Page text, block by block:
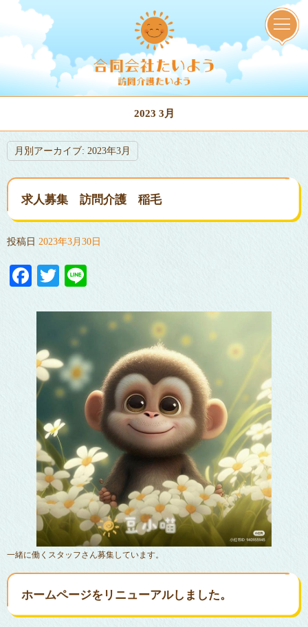
2023 3月
月別アーカイブ: 2023年3月
求人募集 訪問介護 稲毛
投稿日 2023年3月30日
Facebook
Twitter
一緒に働くスタッフさん募集しています。
ホームページをリニューアルしました。